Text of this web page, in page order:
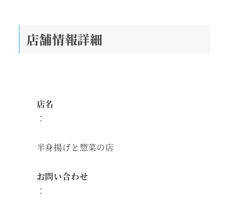
店舗情報詳細
店名
：
半身揚げと惣菜の店
お問い合わせ
：